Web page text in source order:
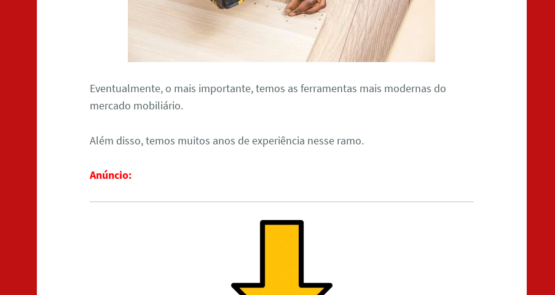
Eventualmente, o mais importante, temos as ferramentas mais modernas do
mercado mobiliário.
Além disso, temos muitos anos de experiência nesse ramo.
Anúncio: